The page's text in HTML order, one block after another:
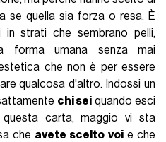
se quella sia forza o resa. È
in strati che sembrano pelli,
forma umana senza mai
che non è per essere
qualcosa d'altro. Indossi un
chi sei quando esci
carta, maggio vi sta
che avete scelto voie che